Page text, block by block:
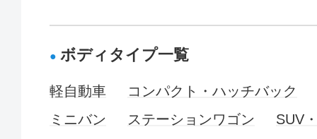
ボディタイプ一覧
軽自動車
コンパクト・ハッチバック
ミニバン
ステーションワゴン
SUV